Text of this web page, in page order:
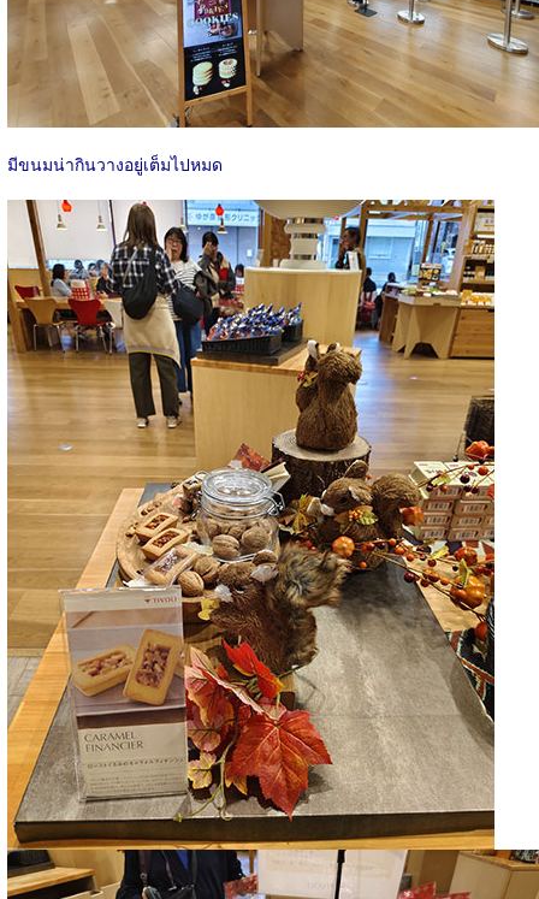
มีขนมน่ากินวางอยู่เต็มไปหมด